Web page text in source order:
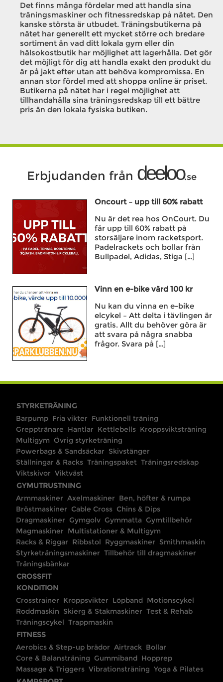
Det finns många fördelar med att handla sina
träningsmaskiner och fitnessredskap på nätet. Den
kanske största är utbudet. Träningsbutikerna på
nätet har generellt ett mycket större och bredare
sortiment än vad ditt lokala gym eller din
hälsokostbutik har möjlighet att lagerhålla. Det gör
det möjligt för dig att handla exakt den produkt du
är på jakt efter utan att behöva kompromissa. En
annan stor fördel med att shoppa online är priset.
Butikerna på nätet har i regel möjlighet att
tillhandahålla sina träningsredskap till ett bättre
pris än den lokala fysiska butiken.
Erbjudanden från deeloo.se
Oncourt – upp till 60% rabatt
Nu är det rea hos OnCourt. Du
får upp till 60% rabatt på
storsäljare inom racketsport.
Padelrackets och bollar från
Bullpadel, Adidas, Stiga […]
Vinn en e-bike värd 100 kr
Nu kan du vinna en e-bike
elcykel – Att delta i tävlingen är
gratis. Allt du behöver göra är
att svara på några snabba
frågor. Svara på […]
STYRKETRÄNING
Barpump Fria vikter Funktionell träning
Grepptränare Hantlar Kettlebells Kroppsviktsträning
Multigym Övrig styrketräning
Powerbags & Sandsäckar Skivstänger
Ställningar & Racks Träningspaket Träningsredskap
Viktskivor Viktväst
GYMUTRUSTNING
Armmaskiner Axelmaskiner Ben, höfter & rumpa
Bröstmaskiner Cable Cross Chins & Dips
Dragmaskiner Gymgolv Gymmatta Gymtillbehör
Magmaskiner Multistationer & Multigym
Racks & Riggar Ribbstol Ryggmaskiner Smithmaskin
Styrketräningsmaskiner Tillbehör till dragmaskiner
Träningsbänkar
CROSSFIT
KONDITION
Crosstrainer Kroppsvikter Löpband Motionscykel
Roddmaskin Skierg & Stakmaskiner Test & Rehab
Träningscykel Trappmaskin
FITNESS
Aerobics & Step-up brädor Airtrack Bollar
Core & Balansträning Gummiband Hopprep
Massage & Triggers Vibrationsträning Yoga & Pilates